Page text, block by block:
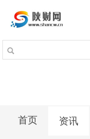
首页 资讯